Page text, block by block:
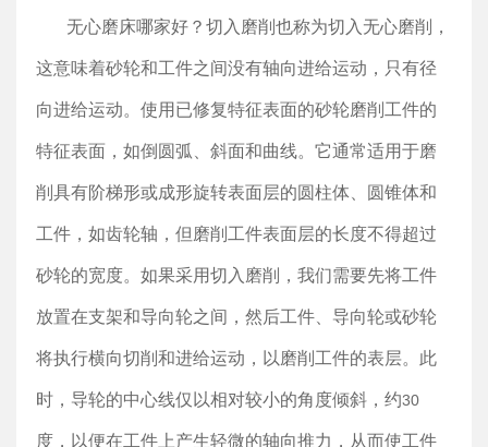
无心磨床哪家好？ 切入磨削也称为切入无心磨削，
这意味着砂轮和工件之间没有轴向进给运动，只有径
向进给运动。使用已修复特征表面的砂轮磨削工件的
特征表面，如倒圆弧、斜面和曲线。它通常适用于磨
削具有阶梯形或成形旋转表面层的圆柱体、圆锥体和
工件，如齿轮轴，但磨削工件表面层的长度不得超过
砂轮的宽度。如果采用切入磨削，我们需要先将工件
放置在支架和导向轮之间，然后工件、导向轮或砂轮
将执行横向切削和进给运动，以磨削工件的表层。此
时，导轮的中心线仅以相对较小的角度倾斜，约30
度，以便在工件上产生轻微的轴向推力，从而使工件